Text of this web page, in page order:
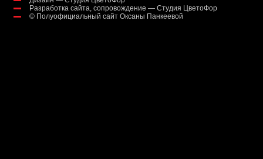
Разработка сайта, сопровождение — Студия ЦветоФор
© Полуофициальный сайт Оксаны Панкеевой